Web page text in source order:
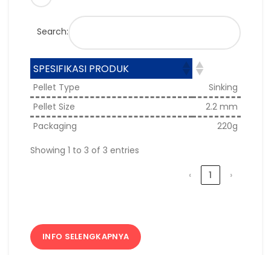
Search:
SPESIFIKASI PRODUK
Pellet Type
Sinking
Pellet Size
2.2 mm
Packaging
220g
Showing 1 to 3 of 3 entries
‹ 1 ›
INFO SELENGKAPNYA